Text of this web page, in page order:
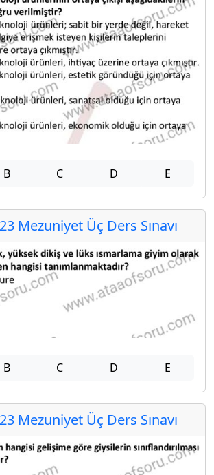
B C D E
Mezuniyet Üç Ders Sınavı
B C D E
Mezuniyet Üç Ders Sınavı